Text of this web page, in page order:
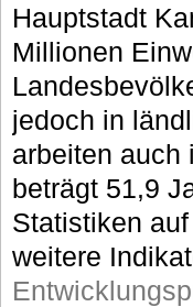
Hauptstadt
Millionen
jedoch in
arbeiten auch
beträgt 51,9
Statistiken
weitere